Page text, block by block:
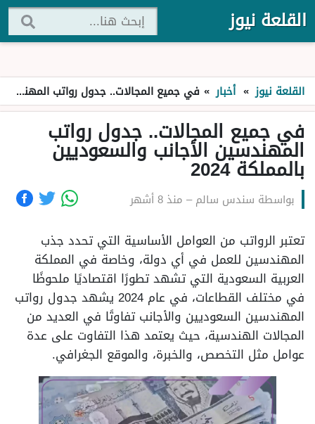
القلعة نيوز
القلعة نيوز » أخبار » في جميع المجالات.. جدول رواتب المهندسين الأجانب والسعوديين بالمملكة 2024
في جميع المجالات.. جدول رواتب
المهندسين الأجانب والسعوديين
بالمملكة 2024
بواسطة سندس سالم– منذ 8 أشهر
تعتبر الرواتب من العوامل الأساسية التي تحدد جذب
المهندسين للعمل في أي دولة، وخاصة في المملكة
العربية السعودية التي تشهد تطورًا اقتصاديًا ملحوظًا
في مختلف القطاعات، في عام 2024 يشهد جدول رواتب
المهندسين السعوديين والأجانب تفاوتًا في العديد من
المجالات الهندسية، حيث يعتمد هذا التفاوت على عدة
عوامل مثل التخصص، والخبرة، والموقع الجغرافي.